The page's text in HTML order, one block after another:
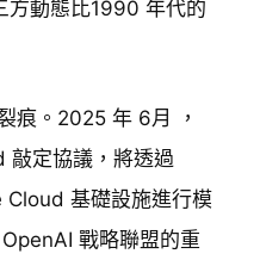
方動態比1990 年代的
痕。2025 年 6月 ，
敲定協議，將透過
基礎設施進行模
戰略聯盟的重